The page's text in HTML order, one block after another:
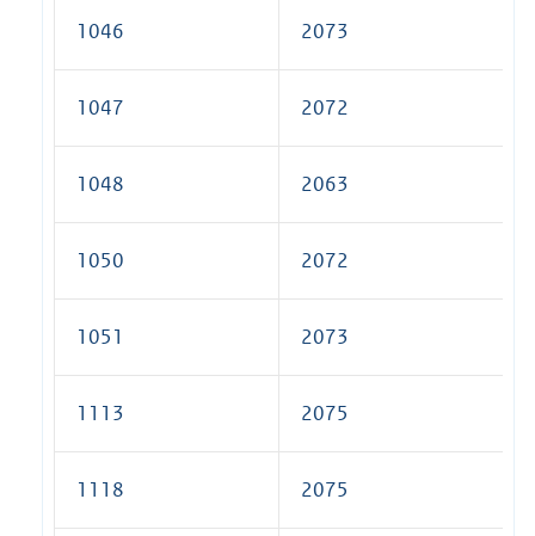
1046 2073
1047 2072
1048 2063
1050 2072
1051 2073
1113 2075
1118 2075